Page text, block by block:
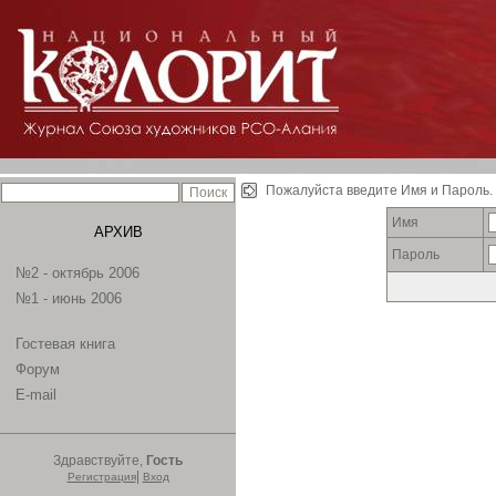
АРХИВ
№2 - октябрь 2006
№1 - июнь 2006
Гостевая книга
Форум
E-mail
Здравствуйте, Гость
Регистрация| Вход
Пожалуйста введите Имя и Пароль.
Имя
Пароль